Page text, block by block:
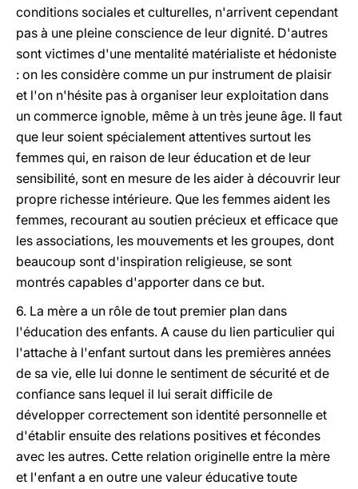
conditions sociales et culturelles, n'arrivent cependant
pas à une pleine conscience de leur dignité. D'autres
sont victimes d'une mentalité matérialiste et hédoniste
: on les considère comme un pur instrument de plaisir
et l'on n'hésite pas à organiser leur exploitation dans
un commerce ignoble, même à un très jeune âge. Il faut
que leur soient spécialement attentives surtout les
femmes qui, en raison de leur éducation et de leur
sensibilité, sont en mesure de les aider à découvrir leur
propre richesse intérieure. Que les femmes aident les
femmes, recourant au soutien précieux et efficace que
les associations, les mouvements et les groupes, dont
beaucoup sont d'inspiration religieuse, se sont
montrés capables d'apporter dans ce but.
6. La mère a un rôle de tout premier plan dans
l'éducation des enfants. A cause du lien particulier qui
l'attache à l'enfant surtout dans les premières années
de sa vie, elle lui donne le sentiment de sécurité et de
confiance sans lequel il lui serait difficile de
développer correctement son identité personnelle et
d'établir ensuite des relations positives et fécondes
avec les autres. Cette relation originelle entre la mère
et l'enfant a en outre une valeur éducative toute